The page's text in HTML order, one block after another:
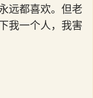
远都喜欢。但老
我一个人，我害